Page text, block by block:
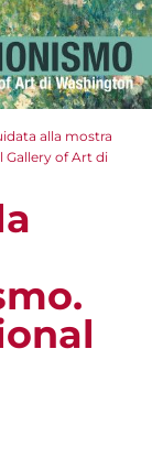
alla mostra
Gallery of Art di